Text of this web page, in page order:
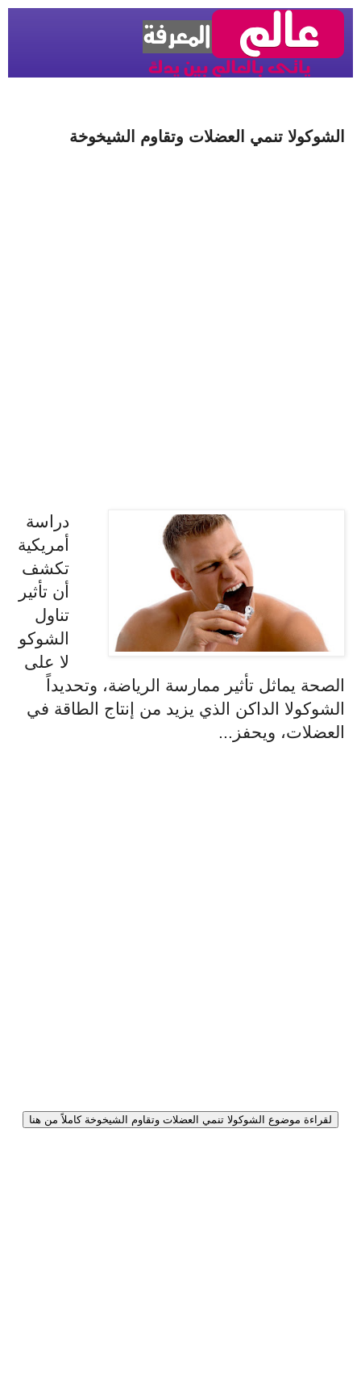
الشوكولا تنمي العضلات وتقاوم الشيخوخة
دراسة
أمريكية
تكشف
أن تأثير
تناول
الشوكو
لا على
الصحة يماثل تأثير ممارسة الرياضة، وتحديداً
الشوكولا الداكن الذي يزيد من إنتاج الطاقة في
العضلات، ويحفز...
لقراءة موضوع الشوكولا تنمي العضلات وتقاوم الشيخوخة كاملاً من هنا